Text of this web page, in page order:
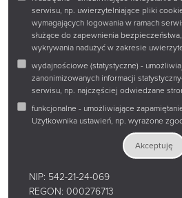
serwisu, np. uwierzytelniające pliki
wymagających logowania w ramach
służące do zapewnienia
wykrywania nadużyć w zakresie
wydajnościowe (statystyczne) -
zanonimizowanych informacji
serwisu, np. najczęściej odwiedzane
funkcjonalne - umożliwiające
Użytkownika ustawień, np. wyrażone
Akceptuję
Książnica Podlaska im.
Białymstoku
15-097 Białystok
ul. Marii Curie-Skłodowskiej 14 A
tel.:+48 85 67 67 221
NIP: 542-21-24-069
REGON: 000276713